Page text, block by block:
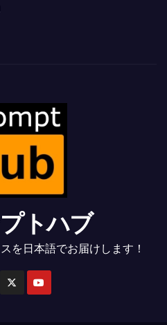
トハブ
を日本語でお届けします！